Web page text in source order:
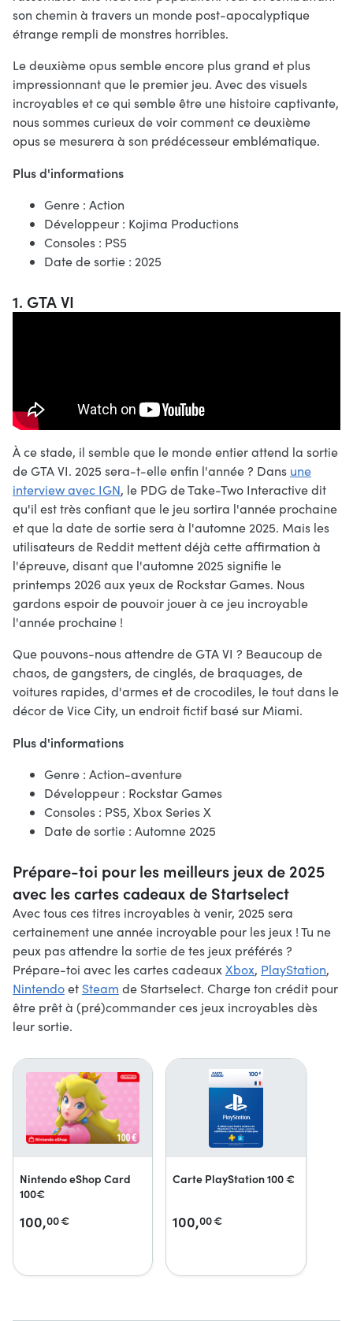
son chemin à travers un monde post-apocalyptique
étrange rempli de monstres horribles.
Le deuxième opus semble encore plus grand et plus
impressionnant que le premier jeu. Avec des visuels
incroyables et ce qui semble être une histoire captivante,
nous sommes curieux de voir comment ce deuxième
opus se mesurera à son prédécesseur emblématique.
Plus d'informations
Genre : Action
Développeur : Kojima Productions
Consoles : PS5
Date de sortie : 2025
1. GTA VI
À ce stade, il semble que le monde entier attend la sortie
de GTA VI. 2025 sera-t-elle enfin l'année ? Dans une
interview avec IGN, le PDG de Take-Two Interactive dit
qu'il est très confiant que le jeu sortira l'année prochaine
et que la date de sortie sera à l'automne 2025. Mais les
utilisateurs de Reddit mettent déjà cette affirmation à
l'épreuve, disant que l'automne 2025 signifie le
printemps 2026 aux yeux de Rockstar Games. Nous
gardons espoir de pouvoir jouer à ce jeu incroyable
l'année prochaine !
Que pouvons-nous attendre de GTA VI ? Beaucoup de
chaos, de gangsters, de cinglés, de braquages, de
voitures rapides, d'armes et de crocodiles, le tout dans le
décor de Vice City, un endroit fictif basé sur Miami.
Plus d'informations
Genre : Action-aventure
Développeur : Rockstar Games
Consoles : PS5, Xbox Series X
Date de sortie : Automne 2025
Prépare-toi pour les meilleurs jeux de 2025
avec les cartes cadeaux de Startselect
Avec tous ces titres incroyables à venir, 2025 sera
certainement une année incroyable pour les jeux ! Tu ne
peux pas attendre la sortie de tes jeux préférés ?
Prépare-toi avec les cartes cadeaux Xbox, PlayStation,
Nintendoet Steam de Startselect. Charge ton crédit pour
être prêt à (pré)commander ces jeux incroyables dès
leur sortie.
Nintendo eShop Card
100€
100,00€
Carte PlayStation 100 €
100,00€